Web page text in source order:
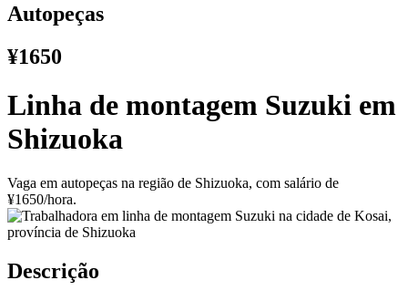
Autopeças
¥1650
Linha de montagem Suzuki em
Shizuoka
Vaga em autopeças na região de Shizuoka, com salário de
¥1650/hora.
Descrição